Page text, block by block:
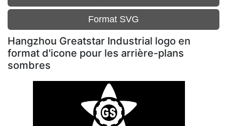
Format SVG
Hangzhou Greatstar Industrial logo en
format d'icone pour les arrière-plans
sombres